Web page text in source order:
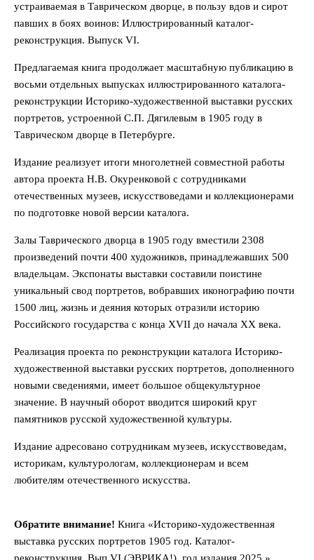
устраиваемая в Таврическом дворце, в пользу вдов и сирот
павших в боях воинов: Иллюстрированный каталог-
реконструкция. Выпуск VI.
Предлагаемая книга продолжает масштабную публикацию в
восьми отдельных выпусках иллюстрированного каталога-
реконструкции Историко-художественной выставки русских
портретов, устроенной С.П. Дягилевым в 1905 году в
Таврическом дворце в Петербурге.
Издание реализует итоги многолетней совместной работы
автора проекта Н.В. Окуренковой с сотрудниками
отечественных музеев, искусствоведами и коллекционерами
по подготовке новой версии каталога.
Залы Таврического дворца в 1905 году вместили 2308
произведений почти 400 художников, принадлежавших 500
владельцам. Экспонаты выставки составили поистине
уникальный свод портретов, вобравших иконографию почти
1500 лиц, жизнь и деяния которых отразили историю
Российского государства с конца XVII до начала ХХ века.
Реализация проекта по реконструкции каталога Историко-
художественной выставки русских портретов, дополненного
новыми сведениями, имеет большое общекультурное
значение. В научный оборот вводится широкий круг
памятников русской художественной культуры.
Издание адресовано сотрудникам музеев, искусствоведам,
историкам, культурологам, коллекционерам и всем
любителям отечественного искусства.
Обратите внимание! Книга «Историко-художественная
выставка русских портретов 1905 год. Каталог-